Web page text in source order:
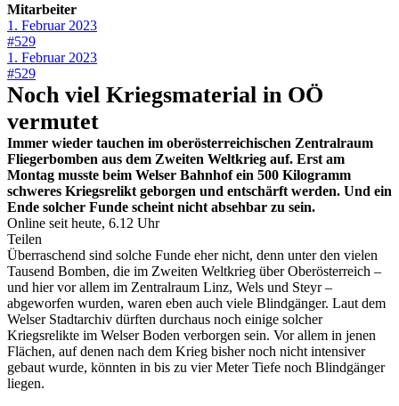
Mitarbeiter
1. Februar 2023
#529
1. Februar 2023
#529
Noch viel Kriegsmaterial in OÖ
vermutet
Immer wieder tauchen im oberösterreichischen Zentralraum
Fliegerbomben aus dem Zweiten Weltkrieg auf. Erst am
Montag musste beim Welser Bahnhof ein 500 Kilogramm
schweres Kriegsrelikt geborgen und entschärft werden. Und ein
Ende solcher Funde scheint nicht absehbar zu sein.
Online seit heute, 6.12 Uhr
Teilen
Überraschend sind solche Funde eher nicht, denn unter den vielen
Tausend Bomben, die im Zweiten Weltkrieg über Oberösterreich –
und hier vor allem im Zentralraum Linz, Wels und Steyr –
abgeworfen wurden, waren eben auch viele Blindgänger. Laut dem
Welser Stadtarchiv dürften durchaus noch einige solcher
Kriegsrelikte im Welser Boden verborgen sein. Vor allem in jenen
Flächen, auf denen nach dem Krieg bisher noch nicht intensiver
gebaut wurde, könnten in bis zu vier Meter Tiefe noch Blindgänger
liegen.